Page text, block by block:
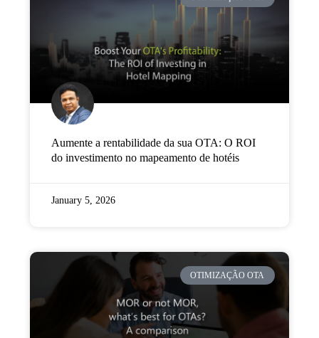
Aumente a rentabilidade da sua OTA: O ROI
do investimento no mapeamento de hotéis
January 5, 2026
OTIMIZAÇÃO OTA
Preços
Apoio